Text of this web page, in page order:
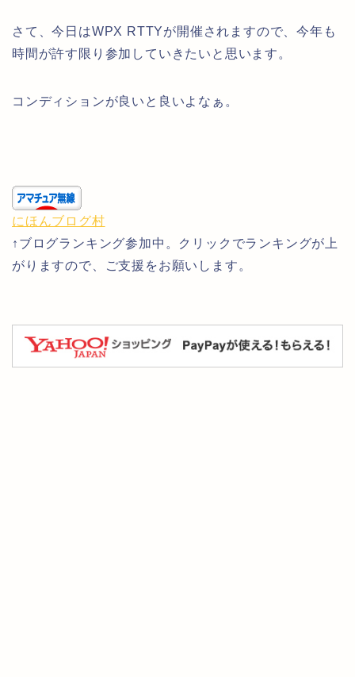
さて、今日はWPX RTTYが開催されますので、今年も
時間が許す限り参加していきたいと思います。
コンディションが良いと良いよなぁ。
にほんブログ村
↑ブログランキング参加中。クリックでランキングが上
がりますので、ご支援をお願いします。